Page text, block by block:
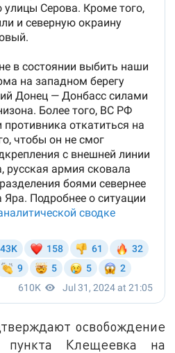
освобождение
пункта Клещеевка на